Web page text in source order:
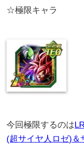
☆極限キャラ
今回極限するのは
(超サイヤ人ロゼ)＆